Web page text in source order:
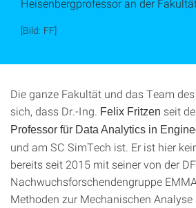
Heisenbergprofessor an der
[Bild: FF]
Die ganze Fakultät und das Team
sich, dass Dr.-Ing.
Felix Fritzen seit
Professor für Data Analytics in
und am SC SimTech ist. Er ist hier
bereits seit 2015 mit seiner von der
Nachwuchsforschendengruppe
Methoden zur Mechanischen